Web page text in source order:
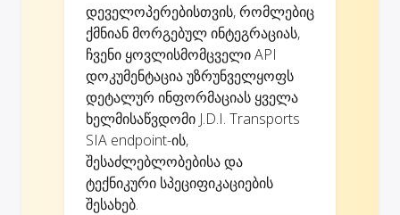
დეველოპერებისთვის, რომლებიც
ქმნიან მორგებულ ინტეგრაციას,
ჩვენი ყოვლისმომცველი API
დოკუმენტაცია უზრუნველყოფს
დეტალურ ინფორმაციას ყველა
ხელმისაწვდომი J.D.I. Transports
SIA endpoint-ის,
შესაძლებლობებისა და
ტექნიკური სპეციფიკაციების
შესახებ.